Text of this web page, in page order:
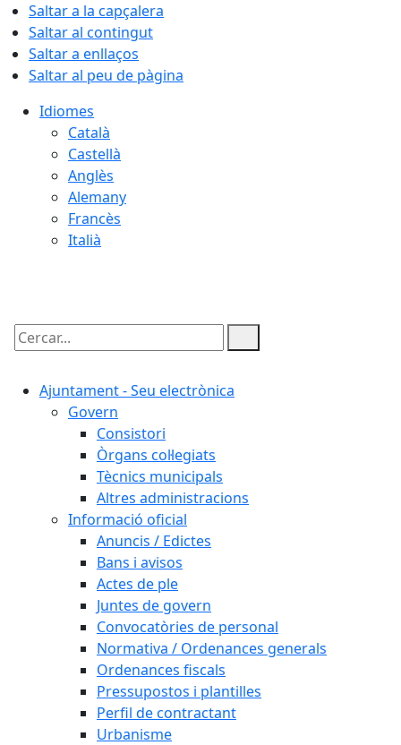
Saltar a la capçalera
Saltar al contingut
Saltar a enllaços
Saltar al peu de pàgina
Idiomes
Català
Castellà
Anglès
Alemany
Francès
Italià
Cercar:
Ajuntament - Seu electrònica
Govern
Consistori
Òrgans col·legiats
Tècnics municipals
Altres administracions
Informació oficial
Anuncis / Edictes
Bans i avisos
Actes de ple
Juntes de govern
Convocatòries de personal
Normativa / Ordenances generals
Ordenances fiscals
Pressupostos i plantilles
Perfil de contractant
Urbanisme